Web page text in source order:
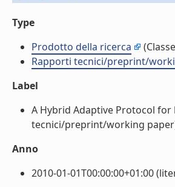
Type
Prodotto della ricerca
Rapporti tecnici/preprint/
Label
A Hybrid Adaptive Protocol for
tecnici/preprint/working
Anno
2010-01-01T00:00:00+01:00